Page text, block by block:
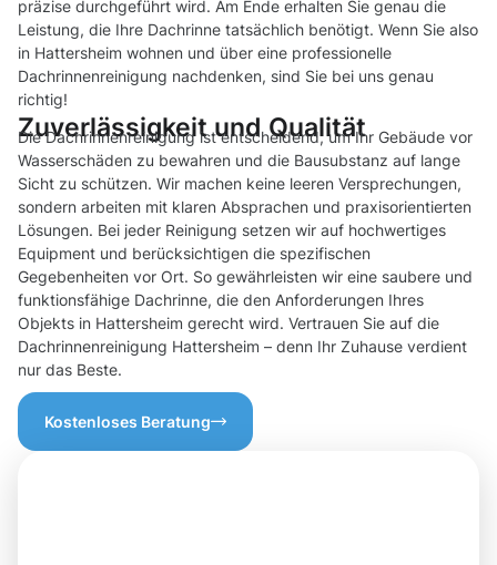
präzise durchgeführt wird. Am Ende erhalten Sie genau die
Leistung, die Ihre Dachrinne tatsächlich benötigt. Wenn Sie also
in Hattersheim wohnen und über eine professionelle
Dachrinnenreinigung nachdenken, sind Sie bei uns genau
richtig!
Zuverlässigkeit und Qualität
Die Dachrinnenreinigung ist entscheidend, um Ihr Gebäude vor
Wasserschäden zu bewahren und die Bausubstanz auf lange
Sicht zu schützen. Wir machen keine leeren Versprechungen,
sondern arbeiten mit klaren Absprachen und praxisorientierten
Lösungen. Bei jeder Reinigung setzen wir auf hochwertiges
Equipment und berücksichtigen die spezifischen
Gegebenheiten vor Ort. So gewährleisten wir eine saubere und
funktionsfähige Dachrinne, die den Anforderungen Ihres
Objekts in Hattersheim gerecht wird. Vertrauen Sie auf die
Dachrinnenreinigung Hattersheim – denn Ihr Zuhause verdient
nur das Beste.
Kostenloses Beratung